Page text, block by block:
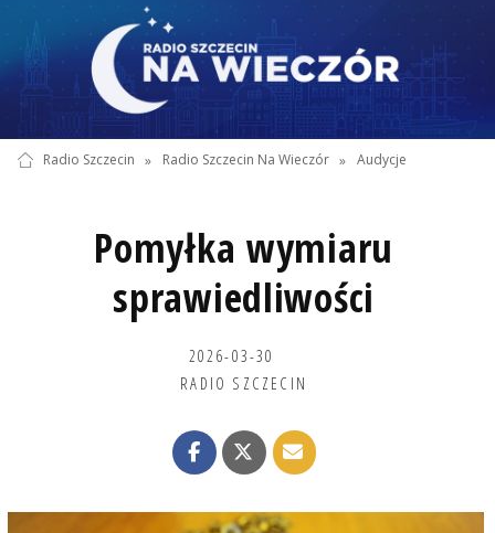
Radio Szczecin » Radio Szczecin Na Wieczór » Audycje
Pomyłka wymiaru
sprawiedliwości
2026-03-30
RADIO SZCZECIN